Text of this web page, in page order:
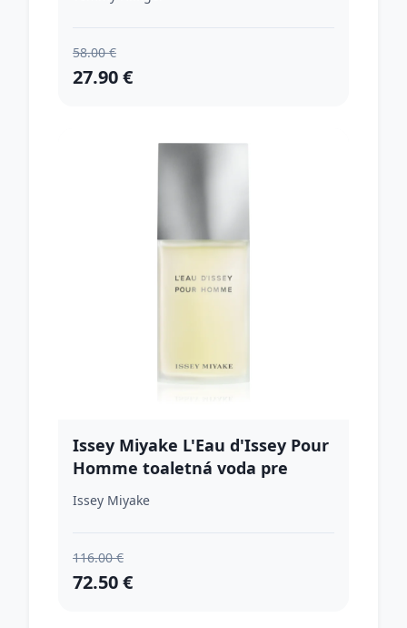
58.00 €
27.90 €
Issey Miyake L'Eau d'Issey Pour
Homme toaletná voda pre
mužov 125 ml
Issey Miyake
116.00 €
72.50 €